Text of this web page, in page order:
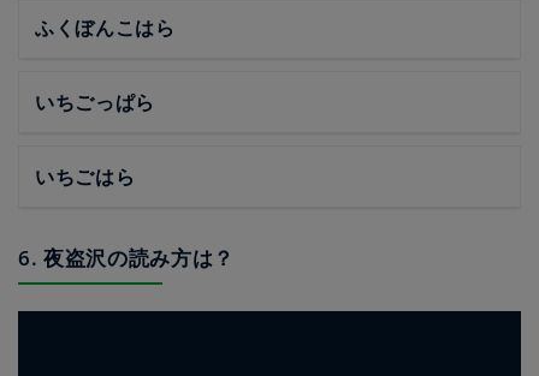
ふくぼんこはら
いちごっぱら
いちごはら
6. 夜盗沢の読み方は？